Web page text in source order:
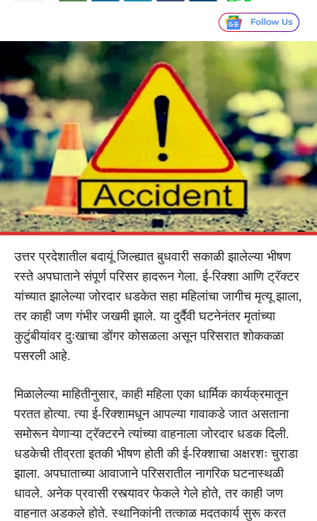
उत्तर प्रदेशातील बदायूं जिल्ह्यात बुधवारी सकाळी झालेल्या भीषण
रस्ते अपघाताने संपूर्ण परिसर हादरून गेला. ई-रिक्शा आणि ट्रॅक्टर
यांच्यात झालेल्या जोरदार धडकेत सहा महिलांचा जागीच मृत्यू झाला,
तर काही जण गंभीर जखमी झाले. या दुर्दैवी घटनेनंतर मृतांच्या
कुटुंबीयांवर दुःखाचा डोंगर कोसळला असून परिसरात शोककळा
पसरली आहे.
मिळालेल्या माहितीनुसार, काही महिला एका धार्मिक कार्यक्रमातून
परतत होत्या. त्या ई-रिक्शामधून आपल्या गावाकडे जात असताना
समोरून येणाऱ्या ट्रॅक्टरने त्यांच्या वाहनाला जोरदार धडक दिली.
धडकेची तीव्रता इतकी भीषण होती की ई-रिक्शाचा अक्षरशः चुराडा
झाला. अपघाताच्या आवाजाने परिसरातील नागरिक घटनास्थळी
धावले. अनेक प्रवासी रस्त्यावर फेकले गेले होते, तर काही जण
वाहनात अडकले होते. स्थानिकांनी तत्काळ मदतकार्य सुरू करत